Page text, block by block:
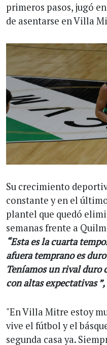
primeros pasos, jugó
de asentarse en Villa
Su crecimiento
constante y en el
plantel que quedó
semanas frente a
“Esta es la cuarta
afuera temprano es
Teníamos un rival duro
con altas expectativas
"En Villa Mitre estoy
vive el fútbol y el
segunda casa ya.